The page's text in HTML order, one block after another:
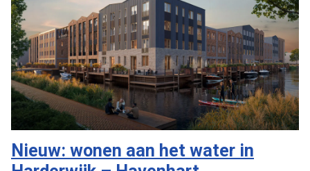
Nieuw: wonen aan het water in